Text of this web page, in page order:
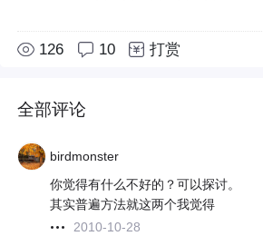
126 10 打赏
全部评论
birdmonster
你觉得有什么不好的？可以探讨。
其实普遍方法就这两个我觉得
2010-10-28